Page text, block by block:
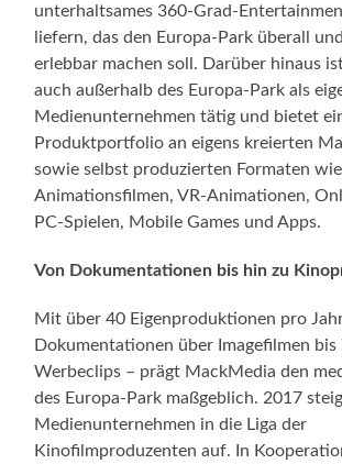
unterhaltsames 360-Grad-
liefern, das den Europa-Park überall
erlebbar machen soll. Darüber hinaus
auch außerhalb des Europa-Park als
Medienunternehmen tätig und bietet
Produktportfolio an eigens kreierten
sowie selbst produzierten Formaten wie
Animationsfilmen, VR-Animationen,
PC-Spielen, Mobile Games und Apps.
Von Dokumentationen bis hin zu
Mit über 40 Eigenproduktionen pro
Dokumentationen über Imagefilmen bis
Werbeclips – prägt MackMedia den
des Europa-Park maßgeblich. 2017
Medienunternehmen in die Liga der
Kinofilmproduzenten auf. In